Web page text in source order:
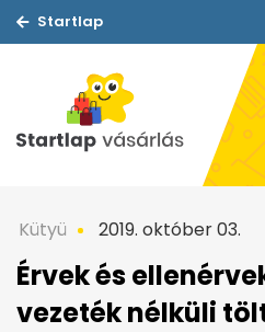
Startlap
Kütyü 2019. október 03.
Érvek és
vezeték nélküli